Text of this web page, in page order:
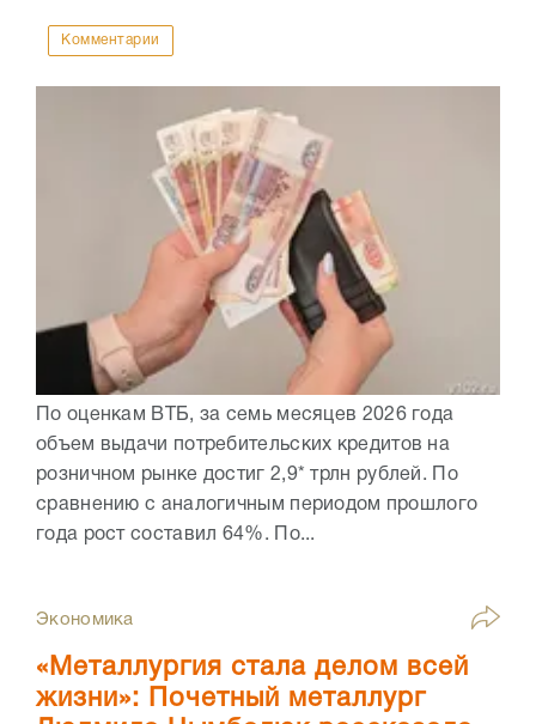
Комментарии
По оценкам ВТБ, за семь месяцев 2026 года
объем выдачи потребительских кредитов на
розничном рынке достиг 2,9* трлн рублей. По
сравнению с аналогичным периодом прошлого
года рост составил 64%. По...
Экономика
«Металлургия стала делом всей
жизни»: Почетный металлург